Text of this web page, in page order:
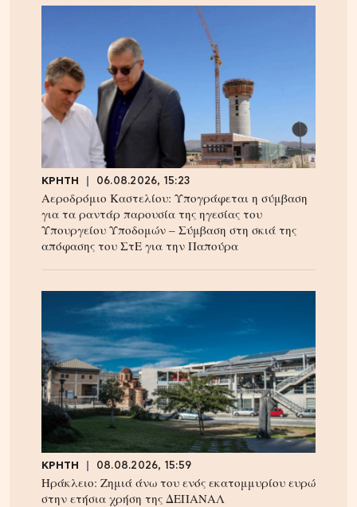
ΚΡΗΤΗ 06.08.2026, 15:23
Αεροδρόμιο Καστελίου: Υπογράφεται η σύμβαση
για τα ραντάρ παρουσία της ηγεσίας του
Υπουργείου Υποδομών – Σύμβαση στη σκιά της
απόφασης του ΣτΕ για την Παπούρα
ΚΡΗΤΗ 08.08.2026, 15:59
Ηράκλειο: Ζημιά άνω του ενός εκατομμυρίου ευρώ
στην ετήσια χρήση της ΔΕΠΑΝΑΛ